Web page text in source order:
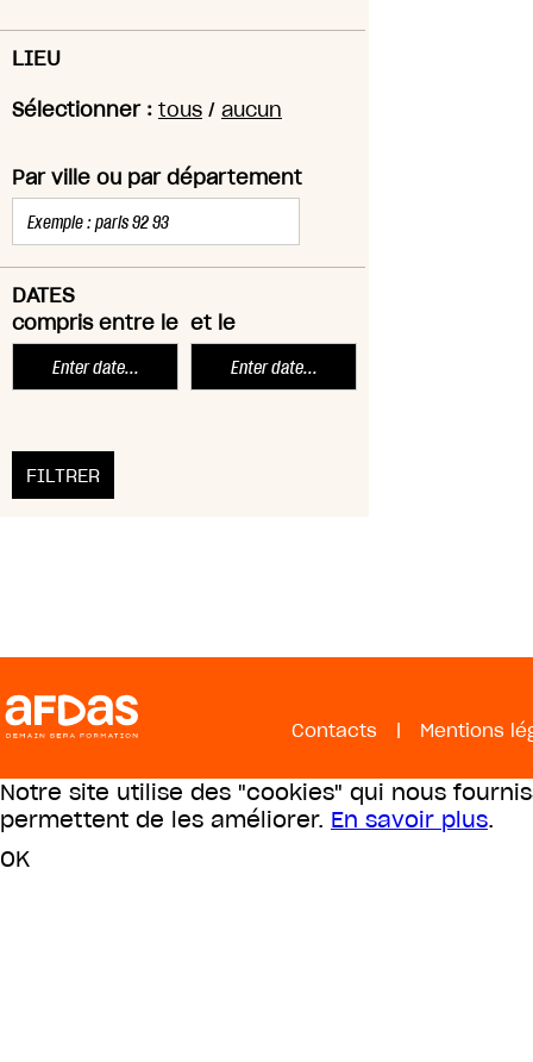
LIEU
Sélectionner : tous / aucun
Par ville ou par département
DATES
compris entre le et le
Contacts Mentions
Notre site utilise des "cookies" qui nous
permettent de les améliorer. En savoir plus.
OK